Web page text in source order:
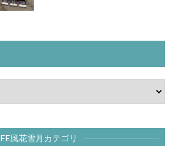
FE風花雪月カテゴリ